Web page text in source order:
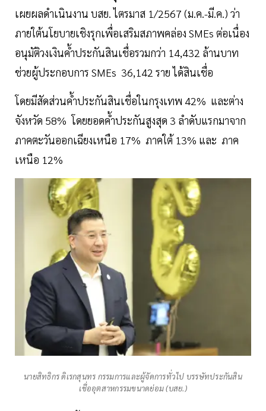
เผยผลดำเนินงาน บสย. ไตรมาส 1/2567 (ม.ค.-มี.ค.) ว่า
ภายใต้นโยบายเชิงรุกเพื่อเสริมสภาพคล่อง SMEs ต่อเนื่อง
อนุมัติวงเงินค้ำประกันสินเชื่อรวมกว่า 14,432 ล้านบาท
ช่วยผู้ประกอบการ SMEs 36,142 ราย ได้สินเชื่อ
โดยมีสัดส่วนค้ำประกันสินเชื่อในกรุงเทพ 42% และต่าง
จังหวัด 58% โดยยอดค้ำประกันสูงสุด 3 ลำดับแรกมาจาก
ภาคตะวันออกเฉียงเหนือ 17% ภาคใต้ 13% และ ภาค
เหนือ 12%
นายสิทธิกร ดิเรกสุนทร กรรมการและผู้จัดการทั่วไป บรรษัทประกันสิน
เชื่ออุตสาหกรรมขนาดย่อม (บสย.)